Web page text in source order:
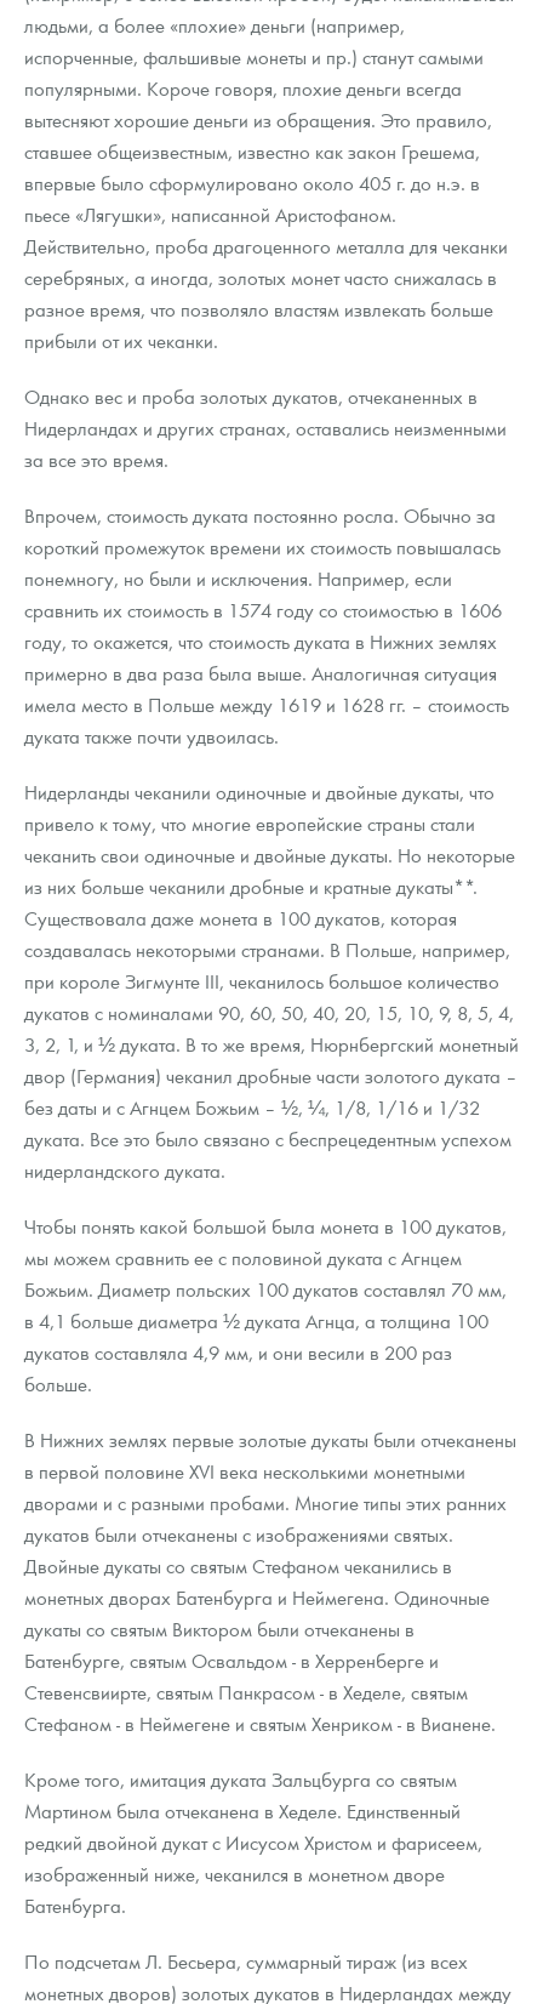
людьми, а более «плохие» деньги (например,
испорченные, фальшивые монеты и пр.) станут самыми
популярными. Короче говоря, плохие деньги всегда
вытесняют хорошие деньги из обращения. Это правило,
ставшее общеизвестным, известно как закон Грешема,
впервые было сформулировано около 405 г. до н.э. в
пьесе «Лягушки», написанной Аристофаном.
Действительно, проба драгоценного металла для чеканки
серебряных, а иногда, золотых монет часто снижалась в
разное время, что позволяло властям извлекать больше
прибыли от их чеканки.
Однако вес и проба золотых дукатов, отчеканенных в
Нидерландах и других странах, оставались неизменными
за все это время.
Впрочем, стоимость дуката постоянно росла. Обычно за
короткий промежуток времени их стоимость повышалась
понемногу, но были и исключения. Например, если
сравнить их стоимость в 1574 году со стоимостью в 1606
году, то окажется, что стоимость дуката в Нижних землях
примерно в два раза была выше. Аналогичная ситуация
имела место в Польше между 1619 и 1628 гг. – стоимость
дуката также почти удвоилась.
Нидерланды чеканили одиночные и двойные дукаты, что
привело к тому, что многие европейские страны стали
чеканить свои одиночные и двойные дукаты. Но некоторые
из них больше чеканили дробные и кратные дукаты**.
Существовала даже монета в 100 дукатов, которая
создавалась некоторыми странами. В Польше, например,
при короле Зигмунте III, чеканилось большое количество
дукатов с номиналами 90, 60, 50, 40, 20, 15, 10, 9, 8, 5, 4,
3, 2, 1, и ½ дуката. В то же время, Нюрнбергский монетный
двор (Германия) чеканил дробные части золотого дуката –
без даты и с Агнцем Божьим – ½, ¼, 1/8, 1/16 и 1/32
дуката. Все это было связано с беспрецедентным успехом
нидерландского дуката.
Чтобы понять какой большой была монета в 100 дукатов,
мы можем сравнить ее с половиной дуката с Агнцем
Божьим. Диаметр польских 100 дукатов составлял 70 мм,
в 4,1 больше диаметра ½ дуката Агнца, а толщина 100
дукатов составляла 4,9 мм, и они весили в 200 раз
больше.
В Нижних землях первые золотые дукаты были отчеканены
в первой половине XVI века несколькими монетными
дворами и с разными пробами. Многие типы этих ранних
дукатов были отчеканены с изображениями святых.
Двойные дукаты со святым Стефаном чеканились в
монетных дворах Батенбурга и Неймегена. Одиночные
дукаты со святым Виктором были отчеканены в
Батенбурге, святым Освальдом - в Херренберге и
Стевенсвиирте, святым Панкрасом - в Хеделе, святым
Стефаном - в Неймегене и святым Хенриком - в Вианене.
Кроме того, имитация дуката Зальцбурга со святым
Мартином была отчеканена в Хеделе. Единственный
редкий двойной дукат с Иисусом Христом и фарисеем,
изображенный ниже, чеканился в монетном дворе
Батенбурга.
По подсчетам Л. Бесьера, суммарный тираж (из всех
монетных дворов) золотых дукатов в Нидерландах между